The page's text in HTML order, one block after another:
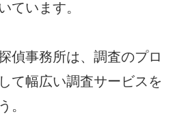
ています。
偵事務所は、調査のプロ
て幅広い調査サービスを
。